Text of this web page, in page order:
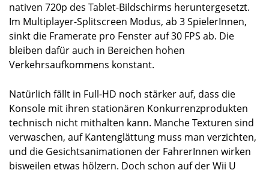
nativen 720p des Tablet-Bildschirms heruntergesetzt.
Im Multiplayer-Splitscreen Modus, ab 3 SpielerInnen,
sinkt die Framerate pro Fenster auf 30 FPS ab. Die
bleiben dafür auch in Bereichen hohen
Verkehrsaufkommens konstant.
Natürlich fällt in Full-HD noch stärker auf, dass die
Konsole mit ihren stationären Konkurrenzprodukten
technisch nicht mithalten kann. Manche Texturen sind
verwaschen, auf Kantenglättung muss man verzichten,
und die Gesichtsanimationen der FahrerInnen wirken
bisweilen etwas hölzern. Doch schon auf der Wii U